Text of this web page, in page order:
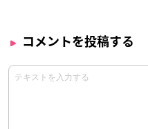
コメントを投稿する